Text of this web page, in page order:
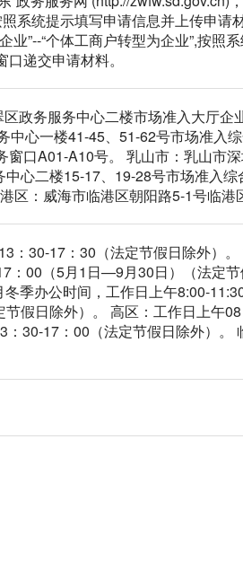
系统提示填写申请信息并上传申
业”--“个体工商户转型为企业”,按
递交申请材料。
政务服务中心二楼市场准入大厅
中心一楼41-45、51-62号市场准入
口A01-A10号。 乳山市：乳山市
心二楼15-17、19-28号市场准入
：威海市临港区朝阳路5-1号临港
：30-17：30（法定节假日除外）
：00（5月1日—9月30日）（法定
季办公时间，工作日上午8:00-
假日除外）。 高区：工作日上午
30-17：00（法定节假日除外）。